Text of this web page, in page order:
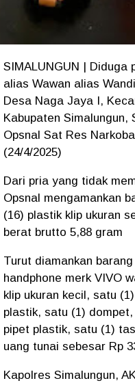
SIMALUNGUN | Diduga
alias Wawan alias
Desa Naga Jaya I,
Kabupaten
Opsnal Sat Res
(24/4/2025)
Dari pria yang tidak
Opsnal mengamankan
(16) plastik klip ukuran
berat brutto 5,88 gram
Turut diamankan
handphone merk VIVO
klip ukuran kecil, satu
plastik, satu (1)
pipet plastik, satu (1)
uang tunai sebesar Rp
Kapolres Simalungun,